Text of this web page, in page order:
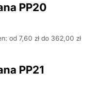
PP20
od 7,60 zł do 362,00 zł
PP21